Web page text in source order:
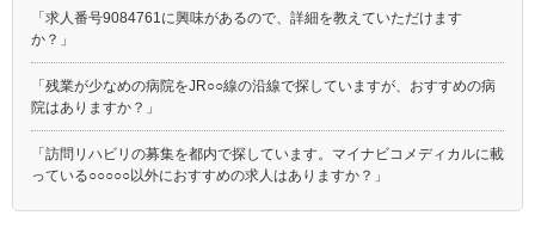
「求人番号9084761に興味があるので、詳細を教えていただけます
か？」
「残業が少なめの病院をJR○○線の沿線で探していますが、おすすめの病
院はありますか？」
「訪問リハビリの募集を都内で探しています。マイナビコメディカルに載
っている○○○○○以外におすすめの求人はありますか？」